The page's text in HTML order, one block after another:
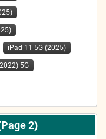
iPad 11 5G (2025)
5G
2)